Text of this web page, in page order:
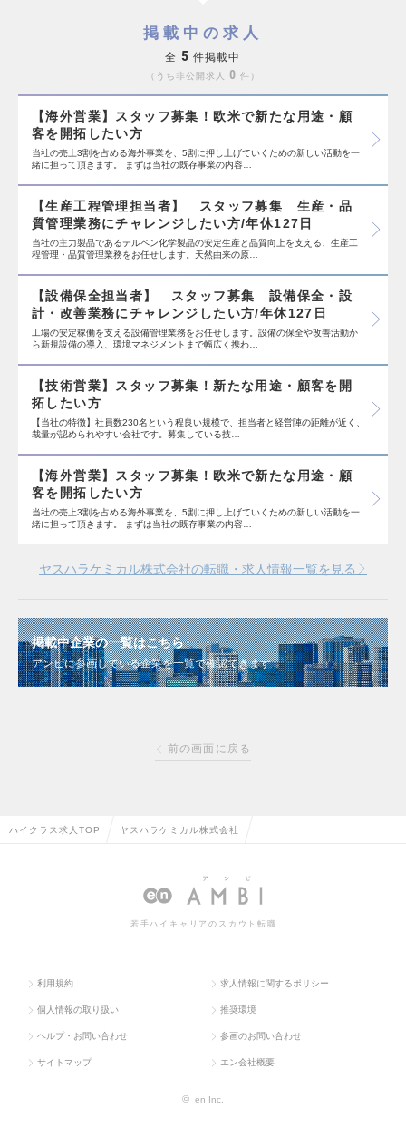
掲載中の求人
全 5 件掲載中
うち非公開求人 0 件
【海外営業】スタッフ募集！欧米で新たな用途・顧
客を開拓したい方
当社の売上3割を占める海外事業を、5割に押し上げていくための新しい活動を一
緒に担って頂きます。 まずは当社の既存事業の内容…
【生産工程管理担当者】 スタッフ募集 生産・品
質管理業務にチャレンジしたい方/年休127日
当社の主力製品であるテルペン化学製品の安定生産と品質向上を支える、生産工
程管理・品質管理業務をお任せします。天然由来の原…
【設備保全担当者】 スタッフ募集 設備保全・設
計・改善業務にチャレンジしたい方/年休127日
工場の安定稼働を支える設備管理業務をお任せします。設備の保全や改善活動か
ら新規設備の導入、環境マネジメントまで幅広く携わ…
【技術営業】スタッフ募集！新たな用途・顧客を開
拓したい方
【当社の特徴】社員数230名という程良い規模で、担当者と経営陣の距離が近く、
裁量が認められやすい会社です。募集している技…
【海外営業】スタッフ募集！欧米で新たな用途・顧
客を開拓したい方
当社の売上3割を占める海外事業を、5割に押し上げていくための新しい活動を一
緒に担って頂きます。 まずは当社の既存事業の内容…
ヤスハラケミカル株式会社の転職・求人情報一覧を見る
掲載中企業の一覧はこちら
アンビに参画している企業を一覧で確認できます
前の画面に戻る
ハイクラス求人TOP ヤスハラケミカル株式会社
若手ハイキャリアのスカウト転職
利用規約 求人情報に関するポリシー
個人情報の取り扱い 推奨環境
ヘルプ・お問い合わせ 参画のお問い合わせ
サイトマップ エン会社概要
© en Inc.